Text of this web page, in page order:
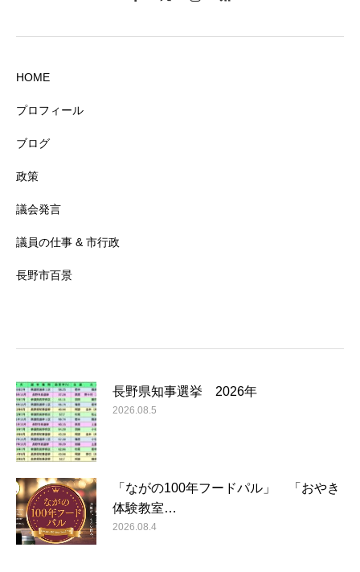
HOME
プロフィール
ブログ
政策
議会発言
議員の仕事 & 市行政
長野市百景
長野県知事選挙 2026年
2026.08.5
「ながの100年フードパル」 「おやき
体験教室…
2026.08.4